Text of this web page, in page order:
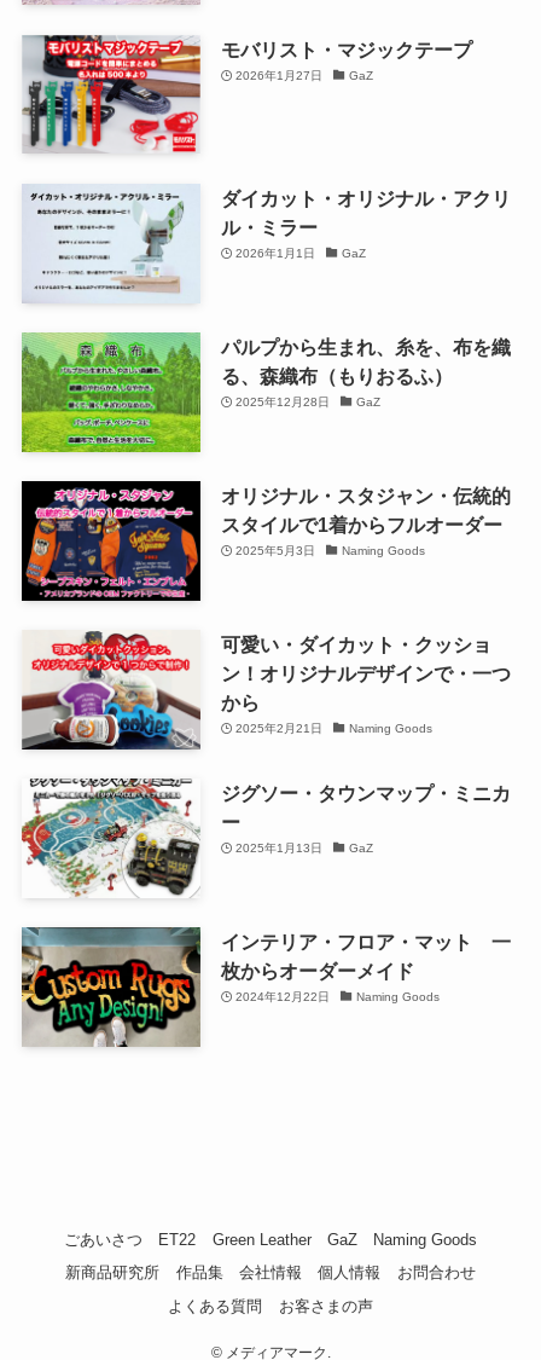
モバリスト・マジックテープ
2026年1月27日 GaZ
ダイカット・オリジナル・アクリ
ル・ミラー
2026年1月1日 GaZ
パルプから生まれ、糸を、布を織
る、森織布（もりおるふ）
2025年12月28日 GaZ
オリジナル・スタジャン・伝統的
スタイルで1着からフルオーダー
2025年5月3日 Naming Goods
可愛い・ダイカット・クッショ
ン！オリジナルデザインで・一つ
から
2025年2月21日 Naming Goods
ジグソー・タウンマップ・ミニカ
ー
2025年1月13日 GaZ
インテリア・フロア・マット 一
枚からオーダーメイド
2024年12月22日 Naming Goods
ごあいさつ ET22 Green Leather GaZ
Naming Goods
新商品研究所
作品集 会社情報 個人情報
お問合わせ
よくある質問
お客さまの声
©メディアマーク.